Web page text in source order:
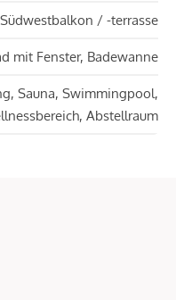
Südwestbalkon / -terrasse
mit Fenster, Badewanne
Sauna, Swimmingpool,
Abstellraum